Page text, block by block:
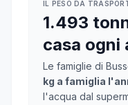
IL PESO DA
1.493
casa ogni
Le famiglie di
kg a famiglia
l'acqua dal